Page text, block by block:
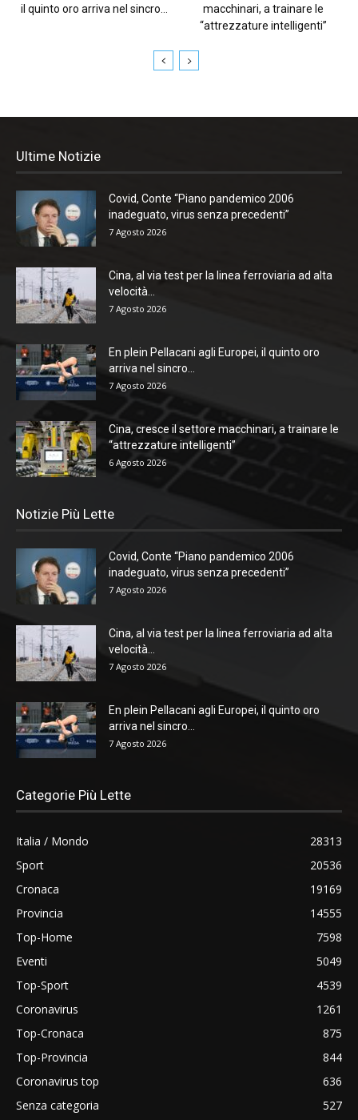
il quinto oro arriva nel sincro...
macchinari, a trainare le
“attrezzature intelligenti”
Ultime Notizie
Covid, Conte “Piano pandemico 2006
inadeguato, virus senza precedenti”
7 Agosto 2026
Cina, al via test per la linea ferroviaria ad alta
velocità...
7 Agosto 2026
En plein Pellacani agli Europei, il quinto oro
arriva nel sincro...
7 Agosto 2026
Cina, cresce il settore macchinari, a trainare le
“attrezzature intelligenti”
6 Agosto 2026
Notizie Più Lette
Covid, Conte “Piano pandemico 2006
inadeguato, virus senza precedenti”
7 Agosto 2026
Cina, al via test per la linea ferroviaria ad alta
velocità...
7 Agosto 2026
En plein Pellacani agli Europei, il quinto oro
arriva nel sincro...
7 Agosto 2026
Categorie Più Lette
Italia / Mondo
28313
Sport
20536
Cronaca
19169
Provincia
14555
Top-Home
7598
Eventi
5049
Top-Sport
4539
Coronavirus
1261
Top-Cronaca
875
Top-Provincia
844
Coronavirus top
636
Senza categoria
527